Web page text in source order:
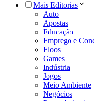
Mais Editorias
Auto
Apostas
Educação
Emprego e
Eloos
Games
Indústria
Jogos
Meio Ambiente
Negócios